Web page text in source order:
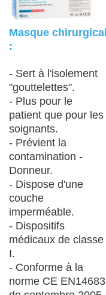
Masque chirurgical
:
- Sert à l'isolement
"gouttelettes".
- Plus pour le
patient que pour les
soignants.
- Prévient la
contamination -
Donneur.
- Dispose d'une
couche
imperméable.
- Dispositifs
médicaux de classe
I.
- Conforme à la
norme CE EN14683